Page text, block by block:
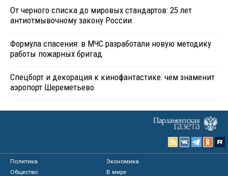
От черного списка до мировых стандартов: 25 лет
антиотмывочному закону России
Формула спасения: в МЧС разработали новую методику
работы пожарных бригад
Спецборт и декорация к кинофантастике: чем знаменит
аэропорт Шереметьево
Политика
Экономика
Общество
В мире